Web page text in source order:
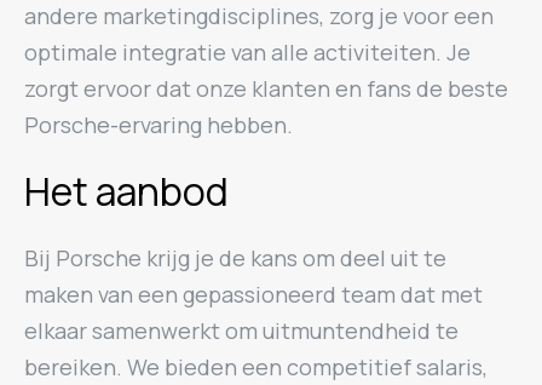
andere marketingdisciplines, zorg je voor een
optimale integratie van alle activiteiten. Je
zorgt ervoor dat onze klanten en fans de beste
Porsche-ervaring hebben.
Het aanbod
Bij Porsche krijg je de kans om deel uit te
maken van een gepassioneerd team dat met
elkaar samenwerkt om uitmuntendheid te
bereiken. We bieden een competitief salaris,